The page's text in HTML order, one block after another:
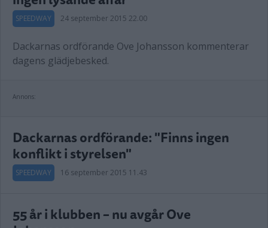
SPEEDWAY 24 september 2015 22.00
Dackarnas ordförande Ove Johansson kommenterar
dagens glädjebesked.
Annons:
Dackarnas ordförande: "Finns ingen
konflikt i styrelsen"
SPEEDWAY 16 september 2015 11.43
55 år i klubben – nu avgår Ove